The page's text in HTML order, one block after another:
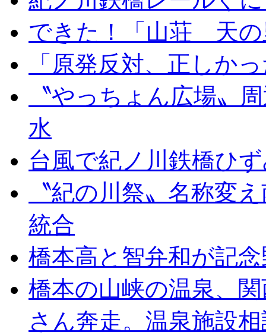
できた！「山荘 天の
「原発反対、正しか
〝やっちょん広場〟
水
台風で紀ノ川鉄橋ひ
〝紀の川祭〟名称変
統合
橋本高と智弁和が記
橋本の山峡の温泉、
さん奔走。温泉施設